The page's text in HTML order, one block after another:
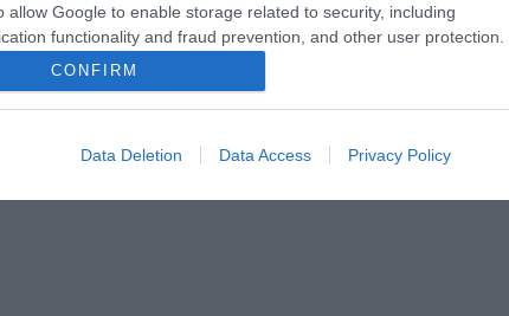
allow Google to enable storage related to security, including
functionality and fraud prevention, and other user protection.
CONFIRM
Data Deletion Data Access Privacy Policy